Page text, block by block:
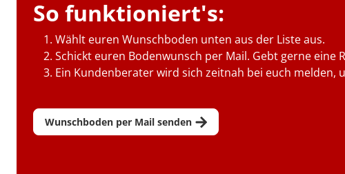
So funktioniert's:
Wählt euren Wunschboden unten aus der Liste aus.
Schickt euren Bodenwunsch per Mail. Gebt gerne
Ein Kundenberater wird sich zeitnah bei euch melden,
Wunschboden per Mail senden